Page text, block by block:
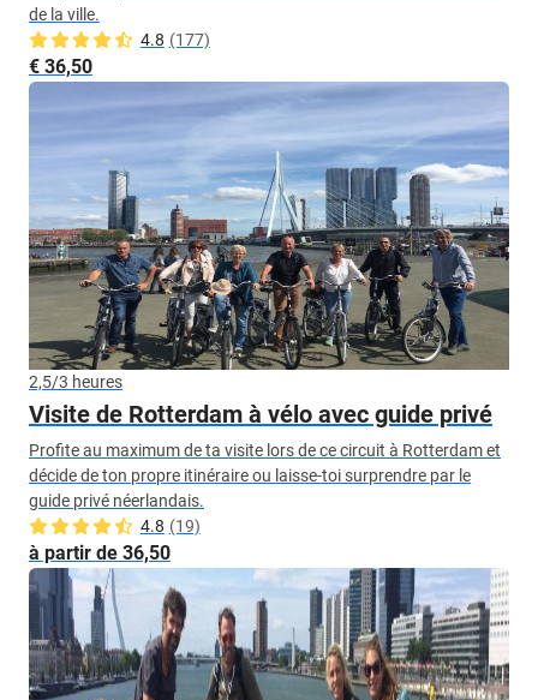
de la ville.
4.8 (177)
€ 36,50
2,5/3 heures
Visite de Rotterdam à vélo avec guide privé
Profite au maximum de ta visite lors de ce circuit à Rotterdam et
décide de ton propre itinéraire ou laisse-toi surprendre par le
guide privé néerlandais.
4.8 (19)
à partir de 36,50